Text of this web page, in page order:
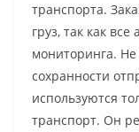
транспорта.
груз, так как
мониторинга.
сохранности
используются
транспорт. Он